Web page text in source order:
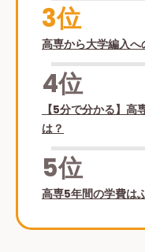
3位
高専から大学編入へ
4位
【5分で分かる】
は？
5位
高専5年間の学費は